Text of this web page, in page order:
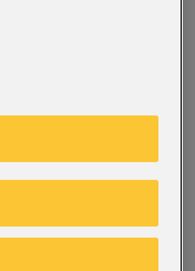
von
Stadt einen
eingestürzt
sind", so die